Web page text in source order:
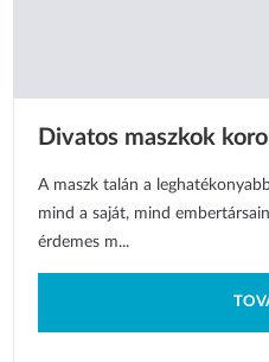
Divatos maszkok
A maszk talán a
mind a saját, mind
érdemes m...